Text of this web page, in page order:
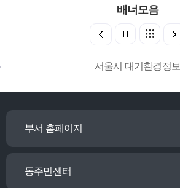
배너모음
서울시 대기환경정보
부서 홈페이지
동주민센터